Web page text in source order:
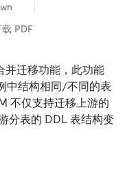
载 PDF
并迁移功能，此功能
中结构相同/不同的表
不仅支持迁移上游的
分表的 DDL 表结构变